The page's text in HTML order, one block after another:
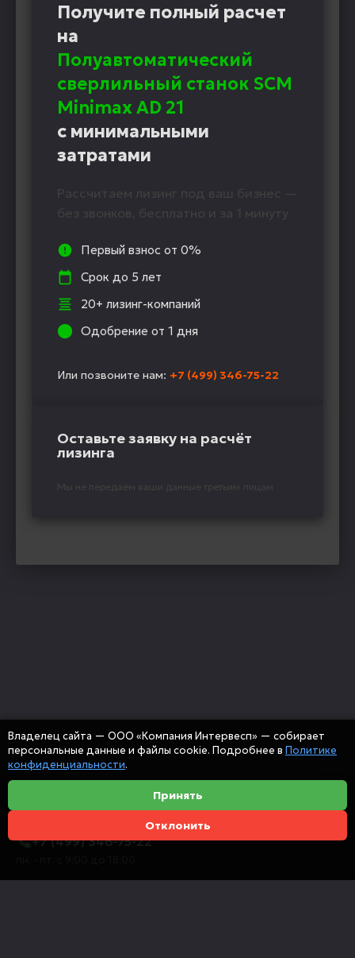
Получите полный расчет
на
Полуавтоматический
сверлильный станок SCM
Minimax AD 21
с минимальными
затратами
Рассчитаем лизинг под ваш бизнес —
без звонков, бесплатно и за 1 минуту
Первый взнос от 0%
Срок до 5 лет
20+ лизинг-компаний
Одобрение от 1 дня
Или позвоните нам: +7 (499) 346-75-22
Оставьте заявку на расчёт
лизинга
Мы не передаём ваши данные третьим лицам
+7 (499) 346-75-22
Владелец сайта — ООО «Компания Интервесп» — собирает
персональные данные и файлы cookie. Подробнее в Политике
конфиденциальности.
Принять
Отклонить